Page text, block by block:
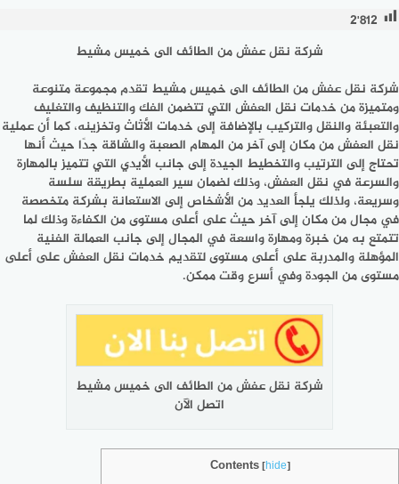
2٬812
شركة نقل عفش من الطائف الى خميس مشيط
شركة نقل عفش من الطائف الى خميس مشيط تقدم مجموعة متنوعة
ومتميزة من خدمات نقل العفش التي تتضمن الفك والتنظيف والتغليف
والتعبئة والنقل والتركيب بالإضافة إلى خدمات الأثاث وتخزينه، كما أن عملية
نقل العفش من مكان إلى آخر من المهام الصعبة والشاقة جدًا حيث أنها
تحتاج إلى الترتيب والتخطيط الجيدة إلى جانب الأيدي التي تتميز بالمهارة
والسرعة في نقل العفش، وذلك لضمان سير العملية بطريقة سلسة
وسريعة، ولذلك يلجأ العديد من الأشخاص إلى الاستعانة بشركة متخصصة
في مجال من مكان إلى آخر حيث على أعلى مستوى من الكفاءة وذلك لما
تتمتع به من خبرة ومهارة واسعة في المجال إلى جانب العمالة الفنية
المؤهلة والمدربة على أعلى مستوى لتقديم خدمات نقل العفش على أعلى
مستوى من الجودة وفي أسرع وقت ممكن.
شركة نقل عفش من الطائف الى خميس مشيط
اتصل الآن
Contents[hide]